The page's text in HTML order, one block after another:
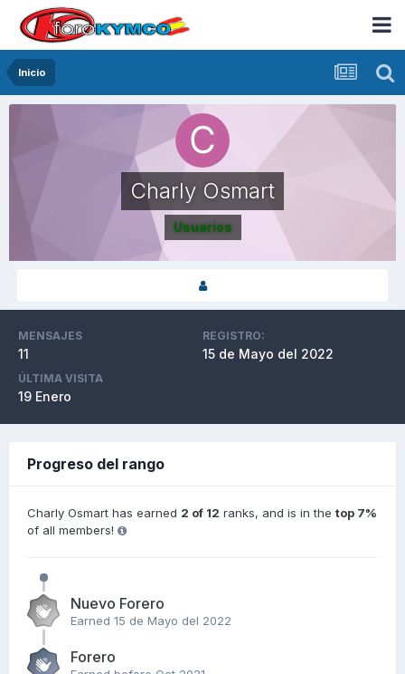
Inicio
Charly Osmart
Usuarios
MENSAJES
11
REGISTRO:
15 de Mayo del 2022
ÚLTIMA VISITA
19 Enero
Progreso del rango
Charly Osmart has earned 2 of 12 ranks, and is in the top 7%
of all members!
Nuevo Forero
Earned 15 de Mayo del 2022
Forero